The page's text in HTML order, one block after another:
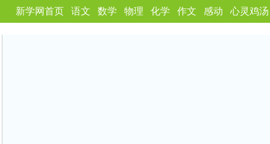
新学网首页 语文 数学 物理 化学 作文 感动 心灵鸡汤